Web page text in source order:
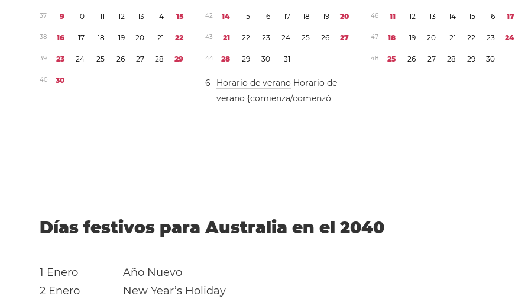
37 9 10 11 12 13 14 15
38 16 17 18 19 20 21 22
39 23 24 25 26 27 28 29
40 30
42 14 15 16 17 18 19 20
43 21 22 23 24 25 26 27
44 28 29 30 31
6 Horario de verano Horario de
verano {comienza/comenzó
46 11 12 13 14 15 16 17
47 18 19 20 21 22 23 24
48 25 26 27 28 29 30
Días festivos para Australia en el 2040
1 Enero
Año Nuevo
2 Enero
New Year’s Holiday